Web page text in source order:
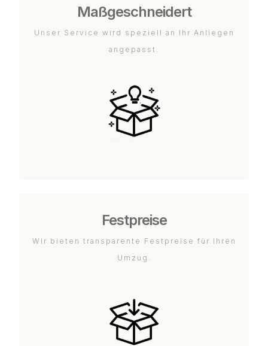
Maßgeschneidert
Unser Service wird speziell an Ihr Anliegen
angepasst.
Festpreise
Wir bieten transparente Festpreise für Ihren
Umzug.